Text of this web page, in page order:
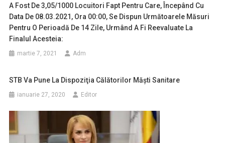
A Fost De 3,05/1000 Locuitori Fapt Pentru Care, Începând Cu
Data De 08.03.2021, Ora 00:00, Se Dispun Următoarele Măsuri
Pentru O Perioadă De 14 Zile, Urmând A Fi Reevaluate La
Finalul Acesteia:
martie 7, 2021 Adm
STB Va Pune La Dispoziţia Călătorilor Măşti Sanitare
ianuarie 27, 2020 Editor